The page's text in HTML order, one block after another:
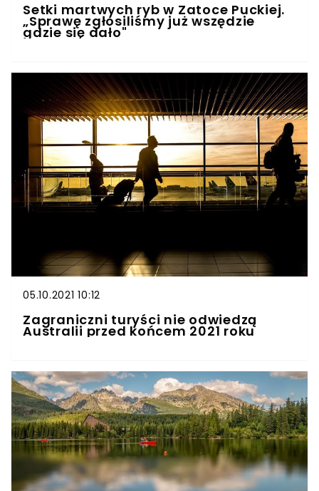
Setki martwych ryb w Zatoce Puckiej.
„Sprawę zgłosiliśmy już wszędzie
gdzie się dało"
05.10.2021 10:12
Zagraniczni turyści nie odwiedzą
Australii przed końcem 2021 roku